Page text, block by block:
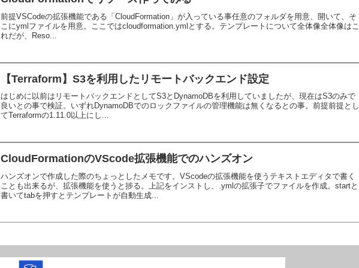
前提VSCodeの拡張機能である「CloudFormation」が入っている事任意のフォルダを用意、開いて、そ
こにymlファイルを用意。ここではcloudformation.ymlとする。テンプレートについて全体像全体像はこ
れだが、Reso...
【Terraform】S3を利用したリモートバックエンド設定
はじめに以前はリモートバックエンドとしてS3とDynamoDBを利用していましたが、現在はS3のみで
良いとの事で検証。いずれDynamoDBでのロックファイルの管理機能は無くなるとの事。前提前提とし
てTerraformの1.11.0以上にし...
CloudFormationのVScode拡張機能でのハンズオン
ハンズオンで作成した際のちょっとしたメモです。VScodeの拡張機能を使うテキストエディタで書く
ことも出来るが、拡張機能を使うと捗る。上記をインストし、.ymlの拡張子でファイルを作成。startと
書いてtabを押すとテンプレートが自動生成...